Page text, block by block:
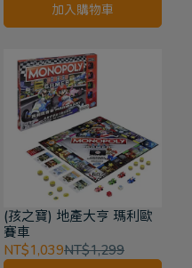
加入購物車
(孩之寶) 地產大亨 瑪利歐
賽車
NT$1,039NT$1,299